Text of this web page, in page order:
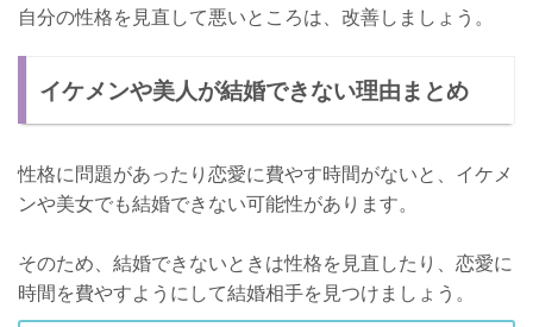
自分の性格を見直して悪いところは、改善しましょう。
イケメンや美人が結婚できない理由まとめ
性格に問題があったり恋愛に費やす時間がないと、イケメ
ンや美女でも結婚できない可能性があります。
そのため、結婚できないときは性格を見直したり、恋愛に
時間を費やすようにして結婚相手を見つけましょう。